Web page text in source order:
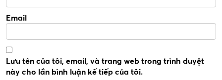
Email
Lưu tên của tôi, email, và trang web trong trình duyệt
này cho lần bình luận kế tiếp của tôi.